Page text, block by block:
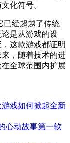
化符号。
已经超越了传统
是从游戏的设
这款游戏都证明
，随着技术的进
全球范围内扩展
戏如何掀起全新
心动故事第一软